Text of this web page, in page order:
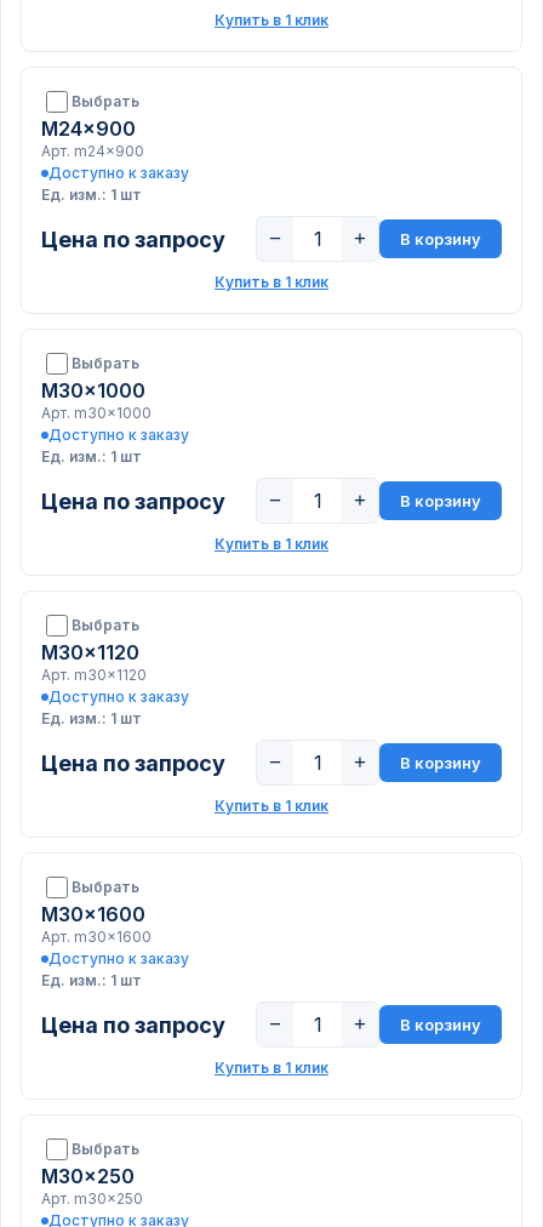
Купить в 1 клик
Выбрать
M24x900
Арт. m24x900
Доступно к заказу
Ед. изм.: 1 шт
Цена по запросу − + В корзину
Купить в 1 клик
Выбрать
M30x1000
Арт. m30x1000
Доступно к заказу
Ед. изм.: 1 шт
Цена по запросу − + В корзину
Купить в 1 клик
Выбрать
M30x1120
Арт. m30x1120
Доступно к заказу
Ед. изм.: 1 шт
Цена по запросу − + В корзину
Купить в 1 клик
Выбрать
M30x1600
Арт. m30x1600
Доступно к заказу
Ед. изм.: 1 шт
Цена по запросу − + В корзину
Купить в 1 клик
Выбрать
M30x250
Арт. m30x250
Доступно к заказу